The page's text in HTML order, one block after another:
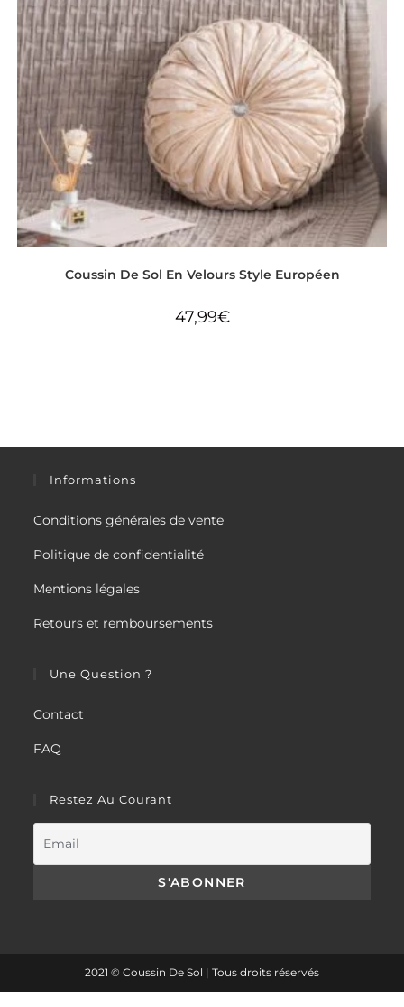
Coussin De Sol En Velours Style Européen
47,99€
Informations
Conditions générales de vente
Politique de confidentialité
Mentions légales
Retours et remboursements
Une Question ?
Contact
FAQ
Restez Au Courant
2021 © Coussin De Sol | Tous droits réservés